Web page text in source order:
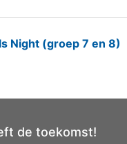
Night (groep 7 en 8)
de toekomst!